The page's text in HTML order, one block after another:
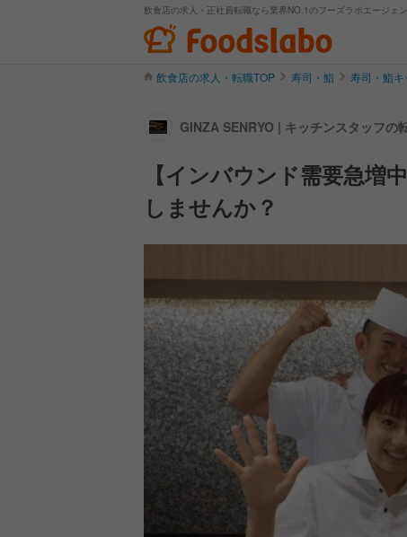
飲食店の求人・正社員転職なら業界NO.1のフーズラボエージェ
飲食店の求人・転職TOP 寿司・鮨 寿司・鮨
GINZA SENRYO | キッチンスタッフの
【インバウンド需要急増
しませんか？